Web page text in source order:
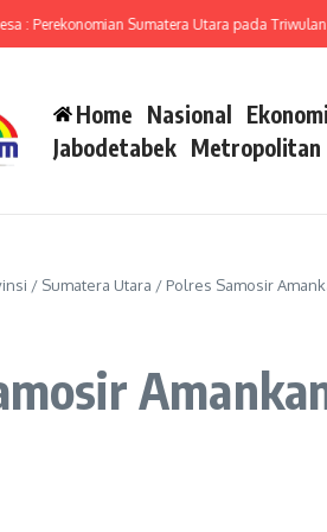
Sumatera Utara pada Triwulan II-
Home Nasional
Jabodetabek Metropolitan
/ Sumatera Utara / Polres Samosir